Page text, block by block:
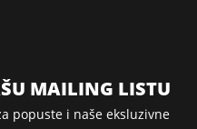
MAILING LISTU
popuste i naše eksluzivne